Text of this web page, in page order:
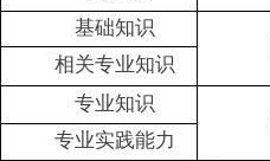
基础知识
相关专业知识
专业知识
专业实践能力